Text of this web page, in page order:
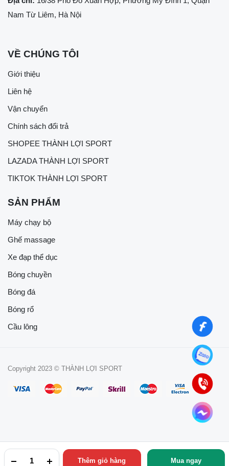
Thêm giỏ hàng Mua ngay
Nam Từ Liêm, Hà Nội
VỀ CHÚNG TÔI
Giới thiệu
Liên hệ
Vận chuyển
Chính sách đổi trả
SHOPEE THÀNH LỢI SPORT
LAZADA THÀNH LỢI SPORT
TIKTOK THÀNH LỢI SPORT
SẢN PHẨM
Máy chạy bộ
Ghế massage
Xe đạp thể dục
Bóng chuyền
Bóng đá
Bóng rổ
Cầu lông
Copyright 2023 © THÀNH LỢI SPORT